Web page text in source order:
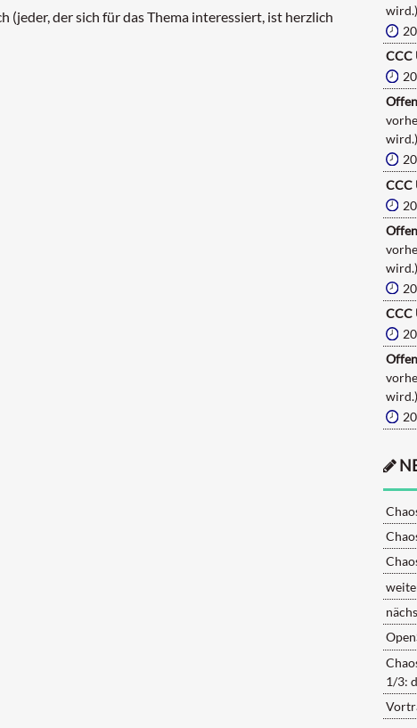
(jeder, der sich für das Thema interessiert, ist herzlich
wird.)
CCC
wird.)
CCC
wird.)
CCC
wird.)
1/3: